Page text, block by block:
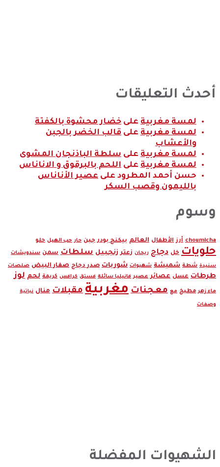
أحدث التعليقات
لمسة مغربية على خضار محشوة بالكفتة
لمسة مغربية على قالب الخضر بالجبن
والأعشاب
لمسة مغربية على سلطة الباذنجان المشوى
لمسة مغربية على اللحم بالبرقوق و الاناناس
حسن أحمد المطرود على عصير الأناناس
بالليمون وقصب السكر
وسوم
choumicha أرز الأطفال العالم بيكنج بودر جبن حار حب الهيل حلو
حلويات خل دجاج ريحان زعتر زنجبيل سلطات سمن سندويشات
سنيدة شطة شميشة شهيوات شوربات صدر دجاج صفار البيض صلصات
طرطات عسل عصائر عصير فانيليا سائلة فستق كرافس كريمة لحم لوز
ماء زهر مطبخ مع معجنات مغربية مقبلات منال نباتية
وصفات
الشهيوات المفضلة